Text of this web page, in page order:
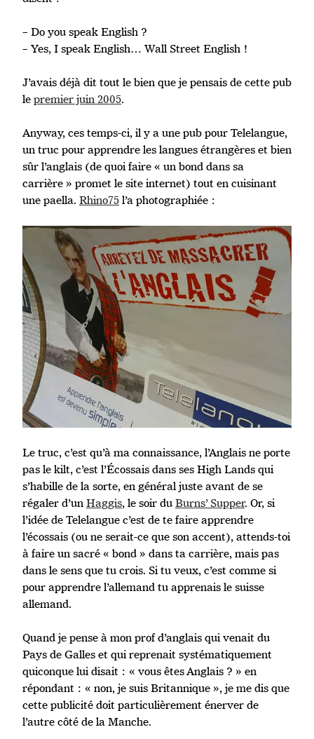
– Do you speak English ?
– Yes, I speak English… Wall Street English !
J’avais déjà dit tout le bien que je pensais de cette pub
lepremier juin 2005.
Anyway, ces temps-ci, il y a une pub pour Telelangue,
un truc pour apprendre les langues étrangères et bien
sûr l’anglais (de quoi faire « un bond dans sa
carrière » promet le site internet) tout en cuisinant
une paella. Rhino75l’a photographiée :
Le truc, c’est qu’à ma connaissance, l’Anglais ne porte
pas le kilt, c’est l’Écossais dans ses High Lands qui
s’habille de la sorte, en général juste avant de se
régaler d’unHaggis, le soir duBurns’ Supper. Or, si
l’idée de Telelangue c’est de te faire apprendre
l’écossais (ou ne serait-ce que son accent), attends-toi
à faire un sacré « bond » dans ta carrière, mais pas
dans le sens que tu crois. Si tu veux, c’est comme si
pour apprendre l’allemand tu apprenais le suisse
allemand.
Quand je pense à mon prof d’anglais qui venait du
Pays de Galles et qui reprenait systématiquement
quiconque lui disait : « vous êtes Anglais ? » en
répondant : « non, je suis Britannique », je me dis que
cette publicité doit particulièrement énerver de
l’autre côté de la Manche.